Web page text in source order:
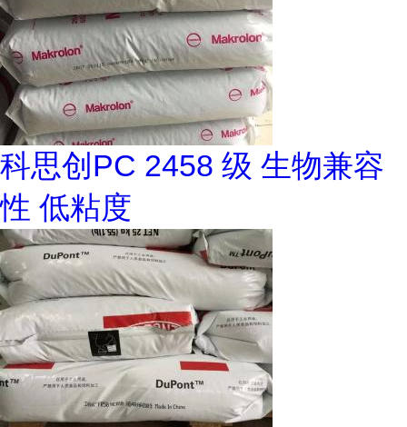
科思创PC 2458 级 生物兼容
性 低粘度